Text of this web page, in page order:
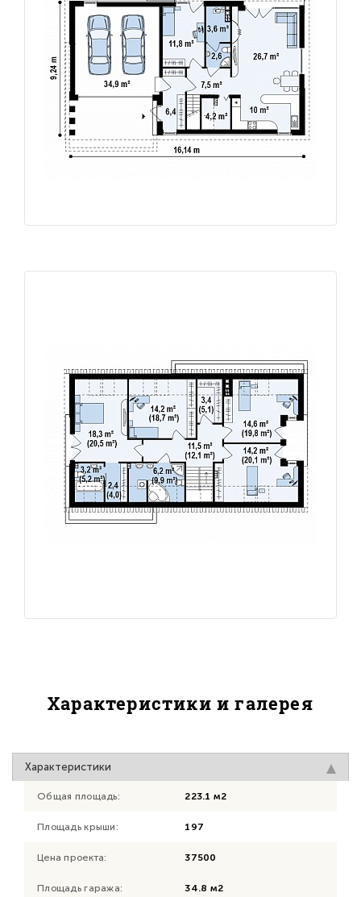
Характеристики и галерея
Характеристики
Общая площадь: 223.1 м2
Площадь крыши: 197
Цена проекта: 37500
Площадь гаража: 34.8 м2